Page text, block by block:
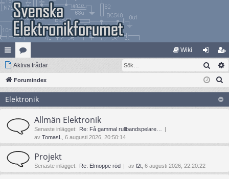
na
bb
lä
nk
ar
at
eg
ori
er
Wiki
og
ga
li
m
ed
le
Aktiva trådar Sök
Forumindex
Elektronik
Allmän Elektronik
Senaste inlägget: Re: Få gammal rullbandspelare…
av TomasL , 6 augusti 2026, 20:50:14
Projekt
Senaste inlägget: Re: Elmoppe röd av l2t , 6 augusti 2026, 22:20:22